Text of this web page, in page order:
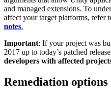
Инди-игры
Выпускайте большие игры с
Запускайте XR-игры на
Многопользовательские игры
and managed extensions. To
affect your target platforms, refer
notes.
Important: If your project was
2017 up to today’s patched
developers with affected
Remediation options